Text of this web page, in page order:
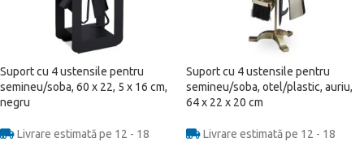
Suport cu 4 ustensile pentru
semineu/soba, 60 x 22, 5 x 16 cm,
negru
Livrare estimată pe 12 - 18
Suport cu 4 ustensile pentru
semineu/soba, otel/plastic, auriu,
64 x 22 x 20 cm
Livrare estimată pe 12 - 18